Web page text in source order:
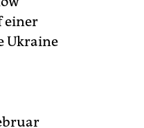
einer
Ukraine